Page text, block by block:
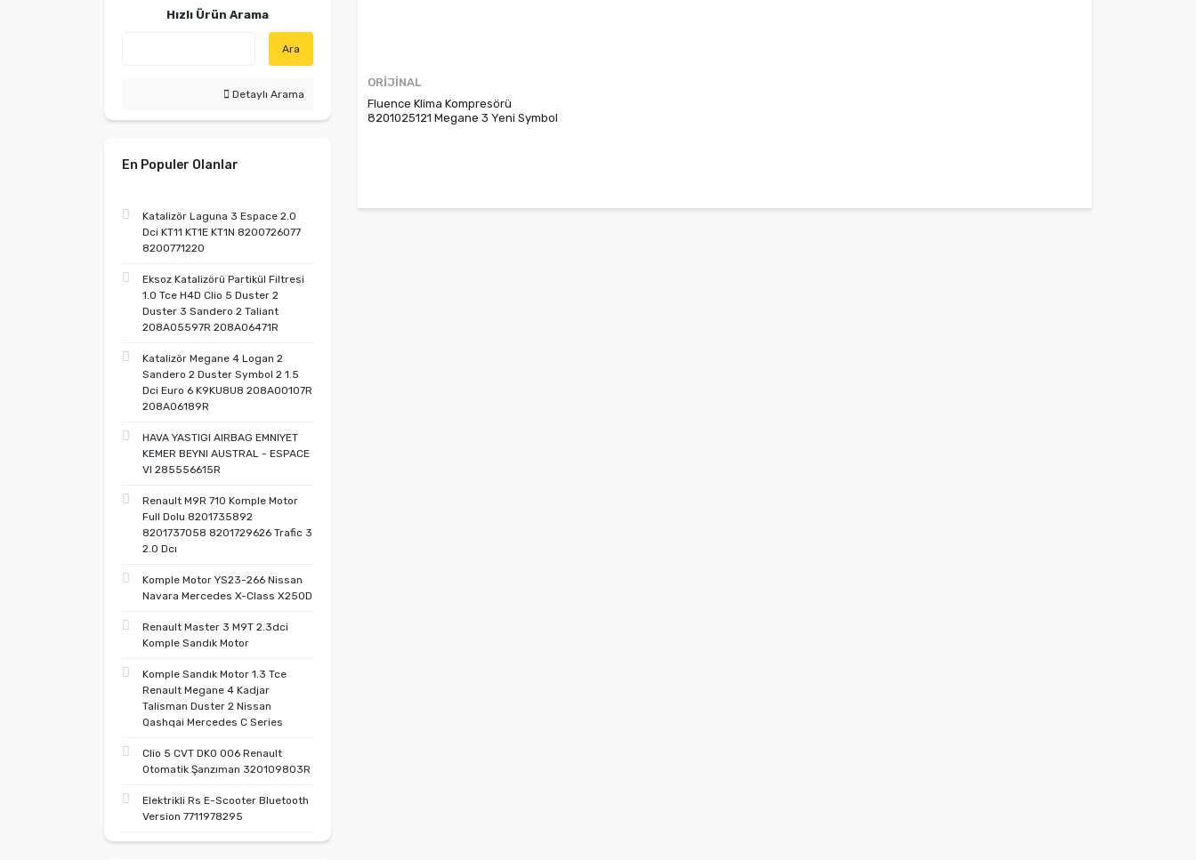
Hızlı Ürün Arama
Ara
Detaylı Arama
En Populer Olanlar
Katalizör Laguna 3 Espace 2.0
Dci KT11 KT1E KT1N 8200726077
8200771220
Eksoz Katalizörü Partikül Filtresi
1.0 Tce H4D Clio 5 Duster 2
Duster 3 Sandero 2 Taliant
208A05597R 208A06471R
Katalizör Megane 4 Logan 2
Sandero 2 Duster Symbol 2 1.5
Dci Euro 6 K9KU8U8 208A00107R
208A06189R
HAVA YASTIGI AIRBAG EMNIYET
KEMER BEYNI AUSTRAL - ESPACE
VI 285556615R
Renault M9R 710 Komple Motor
Full Dolu 8201735892
8201737058 8201729626 Trafic 3
2.0 Dcı
Komple Motor YS23-266 Nissan
Navara Mercedes X-Class X250D
Renault Master 3 M9T 2.3dci
Komple Sandık Motor
Komple Sandık Motor 1.3 Tce
Renault Megane 4 Kadjar
Talisman Duster 2 Nissan
Qashqai Mercedes C Series
Clio 5 CVT DK0 006 Renault
Otomatik Şanzıman 320109803R
Elektrikli Rs E-Scooter Bluetooth
Version 7711978295
ORİJİNAL
Fluence Klima Kompresörü
8201025121 Megane 3 Yeni Symbol